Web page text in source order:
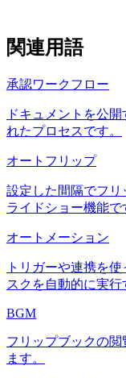
関連用語
承認ワークフロー
ドキュメントを公
れたプロセスです。
オートフリップ
設定した間隔でフ
ライドショー機能で
オートメーション
トリガーや連携を
スクを自動的に実行
BGM
フリップブックの
ます。